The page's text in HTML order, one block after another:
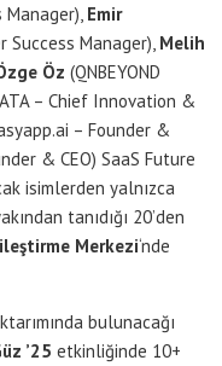
Emir
Manager), Melih
Öz (QNBEYOND
– Chief Innovation &
– Founder &
& CEO) SaaS Future
isimlerden yalnızca
tanıdığı 20’den
Merkezi‘nde
bulunacağı
’25 etkinliğinde 10+